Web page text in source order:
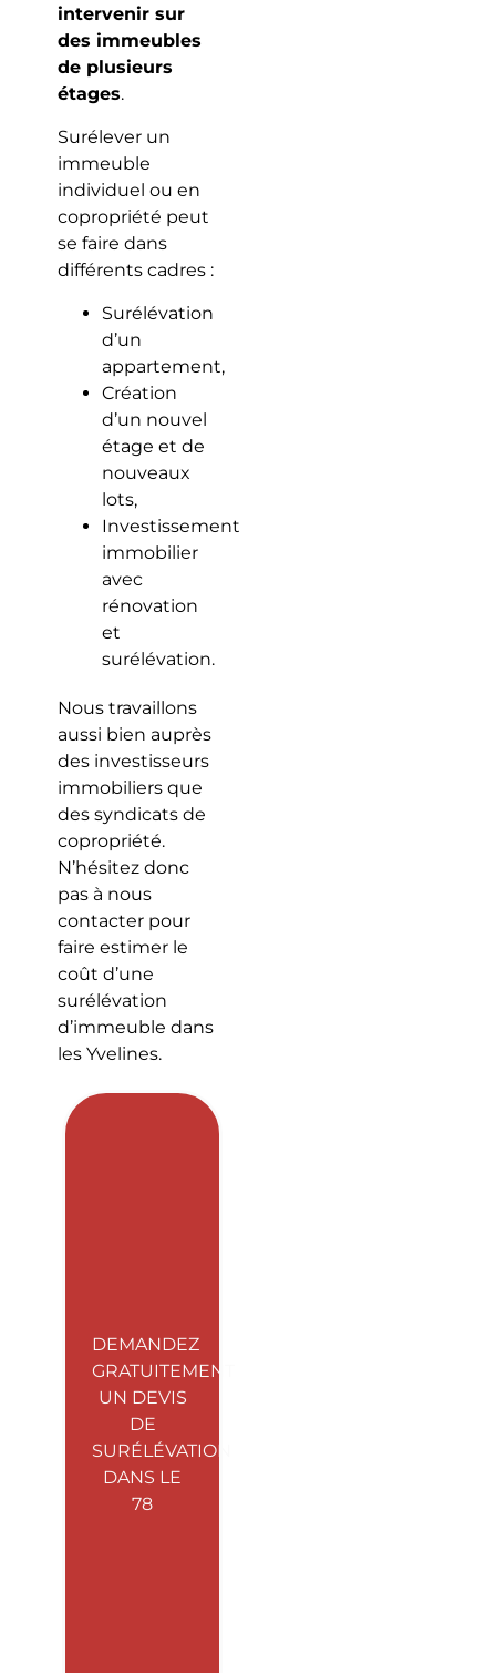
intervenir sur
des immeubles
de plusieurs
étages.
Surélever un
immeuble
individuel ou en
copropriété peut
se faire dans
différents cadres :
Surélévation
d’un
appartement,
Création
d’un nouvel
étage et de
nouveaux
lots,
Investissement
immobilier
avec
rénovation
et
surélévation.
Nous travaillons
aussi bien auprès
des investisseurs
immobiliers que
des syndicats de
copropriété.
N’hésitez donc
pas à nous
contacter pour
faire estimer le
coût d’une
surélévation
d’immeuble dans
les Yvelines.
DEMANDEZ
GRATUITEMENT
UN DEVIS
DE
SURÉLÉVATION
DANS LE
78